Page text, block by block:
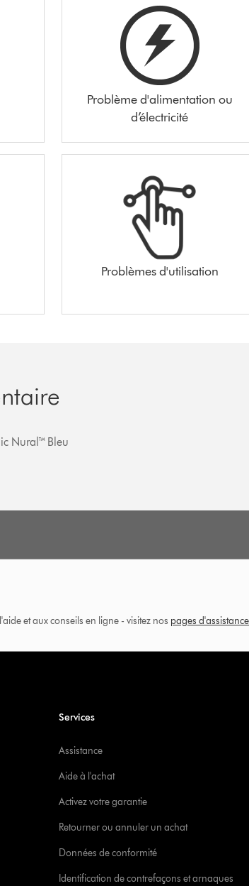
Problème d'alimentation ou
d’électricité
Problèmes d'utilisation
Nural™ Bleu
et aux conseils en ligne - visitez nos pages d'assistance
Services
Assistance
Aide à l'achat
Activez votre garantie
Retourner ou annuler un achat
Données de conformité
Identification de contrefaçons et arnaques